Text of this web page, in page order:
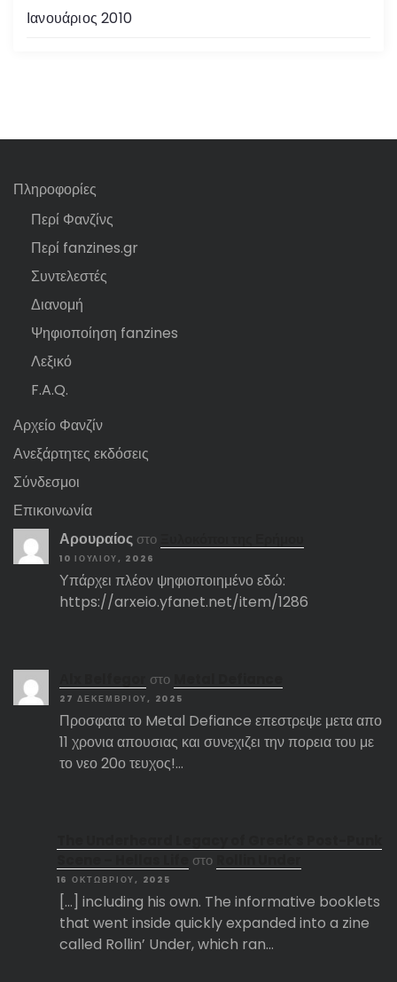
Ιανουάριος 2010
Πληροφορίες
Περί Φανζίνς
Περί fanzines.gr
Συντελεστές
Διανομή
Ψηφιοποίηση fanzines
Λεξικό
F.A.Q.
Αρχείο Φανζίν
Ανεξάρτητες εκδόσεις
Σύνδεσμοι
Επικοινωνία
Αρουραίος στο
10 ΙΟΥΛΊΟΥ, 2026
Υπάρχει πλέον ψηφιοποιημένο εδώ:
https://arxeio.yfanet.net/item/1286
στο
27 ΔΕΚΕΜΒΡΊΟΥ, 2025
Προσφατα το Metal Defiance επεστρεψε μετα απο
11 χρονια απουσιας και συνεχιζει την πορεια του με
το νεο 20ο τευχος!…
στο
16 ΟΚΤΩΒΡΊΟΥ, 2025
[…] including his own. The informative booklets
that went inside quickly expanded into a zine
called Rollin’ Under, which ran…